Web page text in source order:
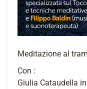
Meditazione al
Con :
Giulia Cataudella